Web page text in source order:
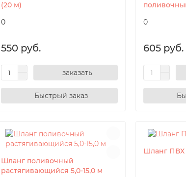
(20 м)
0
550 руб.
заказать
0
605 руб.
Шланг поливочный
растягивающийся 5,0-15,0 м
Шланг ПВХ